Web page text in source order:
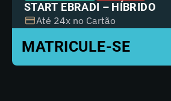
START EBRADI – HÍBRIDO
Até 24x no Cartão